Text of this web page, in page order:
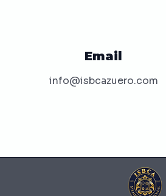
Email
info@isbcazuero.com